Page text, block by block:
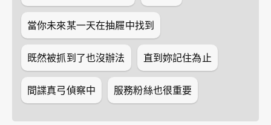
當你未來某一天在抽屜中找到
既然被抓到了也沒辦法 直到妳記住為止
間諜真弓偵察中 服務粉絲也很重要